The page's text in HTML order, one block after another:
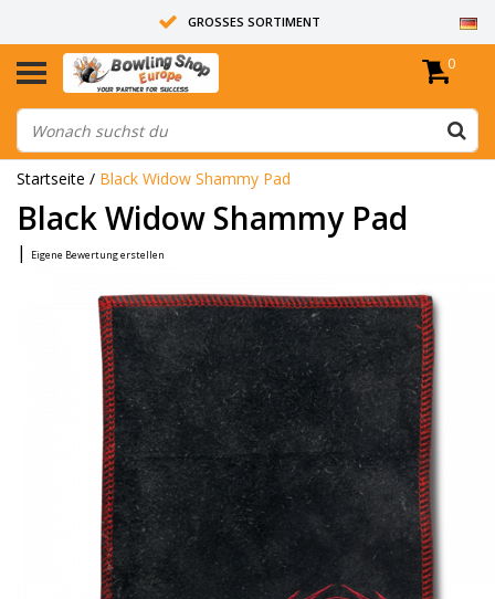
GROSSES SORTIMENT
14 TAGE RÜCKGABERECHT
ALLE BOWLINGKUGELN SIND UNGEBOHRT
0
Startseite / Black Widow Shammy Pad
Black Widow Shammy Pad
| Eigene Bewertung erstellen